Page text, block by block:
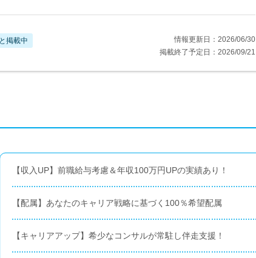
掲載中
情報更新日：2026/06/30
掲載終了予定日：2026/09/21
【収入UP】前職給与考慮＆年収100万円UPの実績あり！
【配属】あなたのキャリア戦略に基づく100％希望配属
【キャリアアップ】希少なコンサルが常駐し伴走支援！